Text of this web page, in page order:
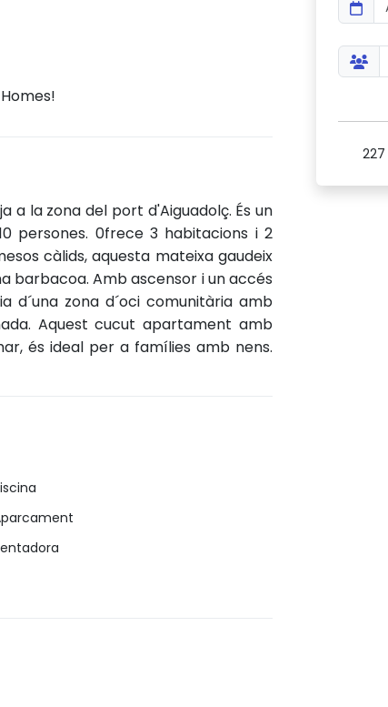
a la zona del port d'Aiguadolç. És un
persones. 0frece 3 habitacions i 2
càlids, aquesta mateixa gaudeix
barbacoa. Amb ascensor i un accés
zona d´oci comunitària amb
Aquest cucut apartament amb
és ideal per a famílies amb nens.
227